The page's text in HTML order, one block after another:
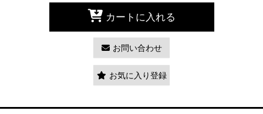
カートに入れる
お問い合わせ
お気に入り登録